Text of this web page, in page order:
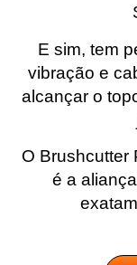
E sim, tem
vibração e
alcançar o
O
é a